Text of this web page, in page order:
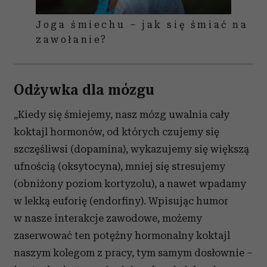
społecznościowym, reklamowym i analitycznym.
Partnerzy mogą połączyć te informacje z innymi danymi
otrzymanymi od Ciebie lub uzyskanymi podczas
Joga śmiechu – jak się śmiać na
zawołanie?
Odżywka dla mózgu
„Kiedy się śmiejemy, nasz mózg uwalnia cały
koktajl hormonów, od których czujemy się
szczęśliwsi (dopamina), wykazujemy się większą
ufnością (oksytocyna), mniej się stresujemy
(obniżony poziom kortyzolu), a nawet wpadamy
w lekką euforię (endorfiny). Wpisując humor
w nasze interakcje zawodowe, możemy
zaserwować ten potężny hormonalny koktajl
naszym kolegom z pracy, tym samym dosłownie –